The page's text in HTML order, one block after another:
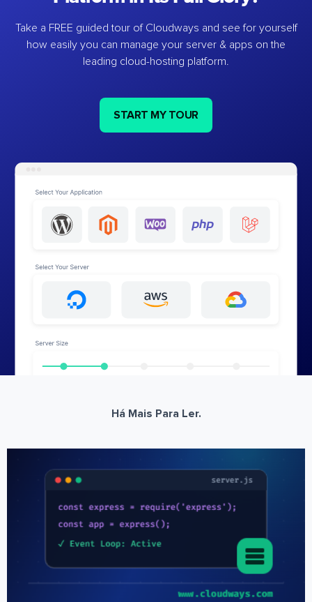
Take a FREE guided tour of Cloudways and see for yourself
how easily you can manage your server & apps on the
leading cloud-hosting platform.
START MY TOUR
Há Mais Para Ler.